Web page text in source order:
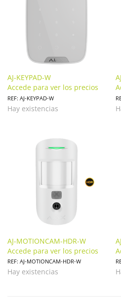
AJ-KEYPAD-W
Accede para ver los precios
REF: AJ-KEYPAD-W
Hay existencias
AJ-MOTIONCAM-HDR-W
Accede para ver los precios
REF: AJ-MOTIONCAM-HDR-W
Hay existencias